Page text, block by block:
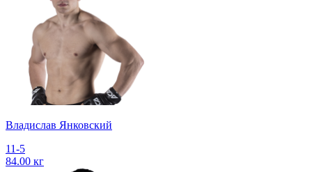
Владислав Янковский
11-5
84.00 кг